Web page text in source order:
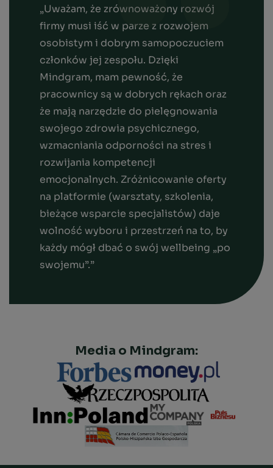
„Uważam, że zrównoważony rozwój
firmy musi iść w parze z rozwojem
osobistym i dobrym samopoczuciem
członków jej zespołu. Dzięki
Mindgram, mam pewność, że
pracownicy są w dobrych rękach oraz
że mają narzędzie do pielęgnowania
swojego zdrowia psychicznego,
wzmacniania odporności na stres i
rozwijania kompetencji
emocjonalnych. Zróżnicowanie oferty
na platformie (warsztaty, szkolenia,
bieżące wsparcie specjalistów) daje
wolność wyboru i przestrzeń na to, by
każdy mógł dbać o swój wellbeing „po
swojemu”.”
Media o Mindgram: